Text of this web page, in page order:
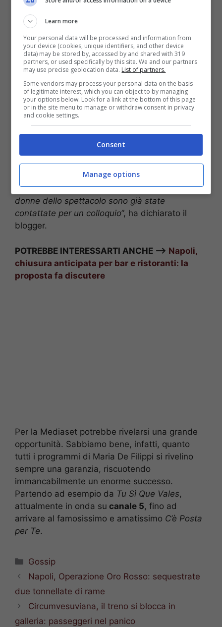
Canale 5 (via screenshot)
Sono molti i programmi televisivi che dopo aver
deciso di passare anche a quella vip, come ad
esempioTemptation Island e ilGF. Pare dunque
che anche la famosa trasmissione pomeridiana
condotta daMaria De Filippiha deciso di
si dichiara sicuro dell’incredibile indiscrezione.
È sempre più vicina e concreta l’idea dell’arrivo
di Uomini e Donne in versione Vip! Alcune
donne dello spettacolo sono già state
contattate per un colloquio”, ha dichiarato il
blogger.
POTREBBE INTERESSARTI ANCHE —> Napoli,
chiusura anticipata per bar e ristoranti: la
proposta fa discutere
Per la Mediaset potrebbe rivelarsi una grande
opportunità. Sabbiamo bene, infatti, quanto
tutti i programmi di Maria De Filippi si rivelino
sempre una garanzia, riscuotendo
immancabilmente un enorme successo.
Partendo ad esempio da Tu Sì Que Vales,
attualmente in onda su canale 5, fino ad
arrivare al famosissimo e amatissimo C’è Posta
per Te.
Categorie
Gossip
Napoli, Operazione Oro Rosso: sequestrate
due tonnellate di rame
Circumvesuviana, il treno si blocca in
galleria: passeggeri nel panico
Learn more
Your personal data will be processed and information from
your device (cookies, unique identifiers, and other device
data) may be stored by, accessed by and shared with 319
partners, or used specifically by this site. We and our partners
may use precise geolocation data. List of partners.
Some vendors may process your personal data on the basis
of legitimate interest, which you can object to by managing
your options below. Look for a link at the bottom of this page
or in the site menu to manage or withdraw consent in privacy
and cookie settings.
Consent
Manage options